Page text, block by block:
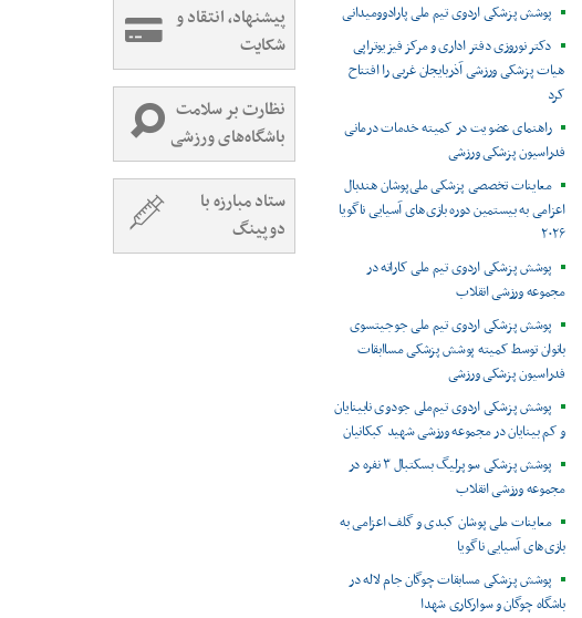
پوشش پزشکی اردوی تیم ملی پارادوومیدانی
دکتر نوروزی دفتر اداری و مرکز فیزیوتراپی
هیات پزشکی ورزشی آذربایجان غربی را افتتاح
کرد
راهنمای عضویت در کمیته خدمات درمانی
فدراسیون پزشکی ورزشی
معاینات تخصصی پزشکی ملی‌پوشان هندبال
اعزامی به بیستمین دوره بازی‌های آسیایی ناگویا
۲۰۲۶
پوشش پزشکی اردوی تیم ملی کاراته در
مجموعه ورزشی انقلاب
پوشش پزشکی اردوی تیم ملی جوجیتسوی
بانوان توسط کمیته پوشش پزشکی مساابقات
فدراسیون پزشکی ورزشی
پوشش پزشکی اردوی تیم‌ملی جودوی نابینایان
و کم بینایان در مجموعه ورزشی شهید کبکانیان
پوشش پزشکی سوپرلیگ بسکتبال ۳ نفره در
مجموعه ورزشی انقلاب
معاینات ملی پوشان کبدی و گلف اعزامی به
بازی‌های آسیایی ناگویا
پوشش پزشکی مسابقات چوگان جام لاله در
باشگاه چوگان و سوارکاری شهدا
پیشنهاد، انتقاد و
شکایت
نظارت بر سلامت
باشگاه‌های ورزشی
ستاد مبارزه با
دوپینگ